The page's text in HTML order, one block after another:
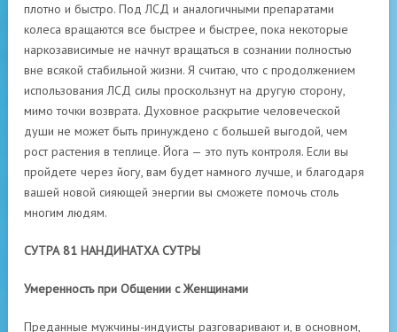
плотно и быстро. Под ЛСД и аналогичными препаратами
колеса вращаются все быстрее и быстрее, пока некоторые
наркозависимые не начнут вращаться в сознании полностью
вне всякой стабильной жизни. Я считаю, что с продолжением
использования ЛСД силы проскользнут на другую сторону,
мимо точки возврата. Духовное раскрытие человеческой
души не может быть принуждено с большей выгодой, чем
рост растения в теплице. Йога — это путь контроля. Если вы
пройдете через йогу, вам будет намного лучше, и благодаря
вашей новой сияющей энергии вы сможете помочь столь
многим людям.
СУТРА 81 НАНДИНАТХА СУТРЫ
Умеренность при Общении с Женщинами
Преданные мужчины-индуисты разговаривают и, в основном,